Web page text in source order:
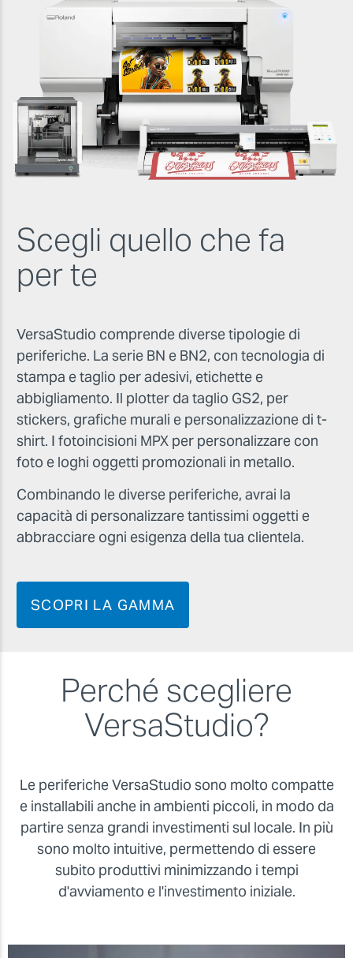
Scegli quello che fa
per te
VersaStudio comprende diverse tipologie di
periferiche. La serie BN e BN2, con tecnologia di
stampa e taglio per adesivi, etichette e
abbigliamento. Il plotter da taglio GS2, per
stickers, grafiche murali e personalizzazione di t-
shirt. I fotoincisioni MPX per personalizzare con
foto e loghi oggetti promozionali in metallo.
Combinando le diverse periferiche, avrai la
capacità di personalizzare tantissimi oggetti e
abbracciare ogni esigenza della tua clientela.
SCOPRI LA GAMMA
Perché scegliere
VersaStudio?
Le periferiche VersaStudio sono molto compatte
e installabili anche in ambienti piccoli, in modo da
partire senza grandi investimenti sul locale. In più
sono molto intuitive, permettendo di essere
subito produttivi minimizzando i tempi
d'avviamento e l'investimento iniziale.